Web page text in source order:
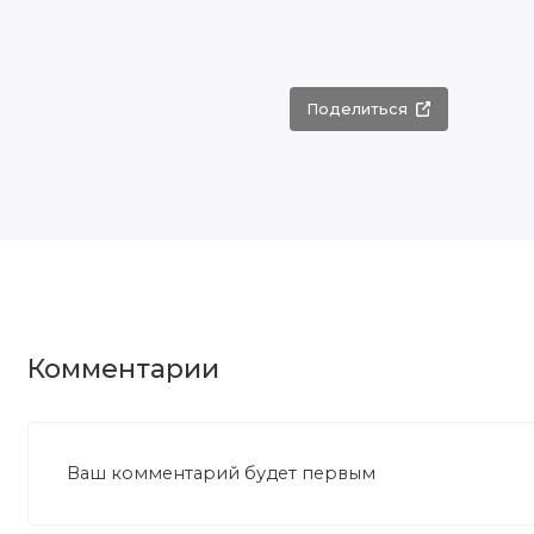
Поделиться
Комментарии
Ваш комментарий будет первым